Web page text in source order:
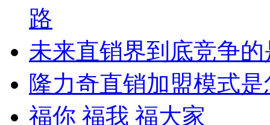
路
未来直销界到底竞争
隆力奇直销加盟模式
福你 福我 福大家